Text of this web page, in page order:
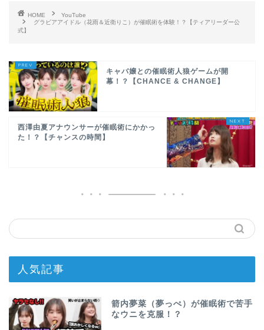
HOME
YouTube
グラビアアイドル（花雨＆近衛りこ）が催眠術を体験！？【ティアリーダー公
式】
キャバ嬢との催眠術人狼ゲームが開
幕！？【CHANCE & CHANGE】
西澤由夏アナウンサーが催眠術にかかっ
た！？【チャンスの時間】
人気記事
箭内夢菜（夢っぺ）が催眠術で苦手
なウニを克服！？